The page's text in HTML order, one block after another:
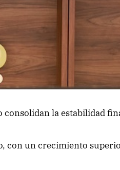
la estabilidad
con un crecimiento